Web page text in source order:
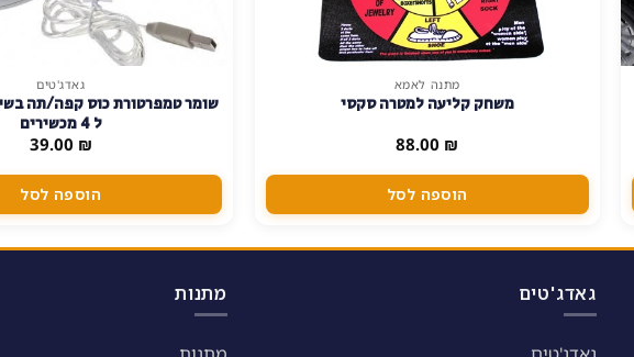
מתנה לאמא
משחק קליעה למטרה סקסי
88.00 ₪
הוספה לסל
גאדג'טים
ל 4 מכשירים
39.00 ₪
הוספה לסל
גאדג'טים מתנות